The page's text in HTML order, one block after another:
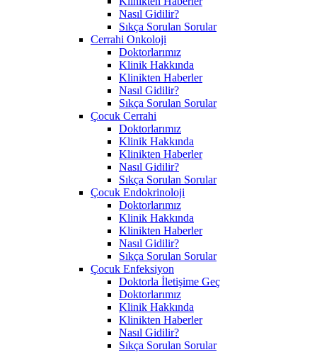
Nasıl Gidilir?
Sıkça Sorulan Sorular
Cerrahi Onkoloji
Doktorlarımız
Klinik Hakkında
Klinikten Haberler
Nasıl Gidilir?
Sıkça Sorulan Sorular
Çocuk Cerrahi
Doktorlarımız
Klinik Hakkında
Klinikten Haberler
Nasıl Gidilir?
Sıkça Sorulan Sorular
Çocuk Endokrinoloji
Doktorlarımız
Klinik Hakkında
Klinikten Haberler
Nasıl Gidilir?
Sıkça Sorulan Sorular
Çocuk Enfeksiyon
Doktorla İletişime Geç
Doktorlarımız
Klinik Hakkında
Klinikten Haberler
Nasıl Gidilir?
Sıkça Sorulan Sorular